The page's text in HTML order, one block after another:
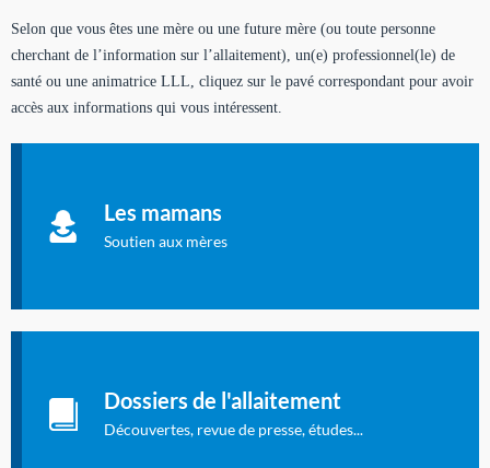
Selon que vous êtes une mère ou une future mère (ou toute personne
cherchant de l’information sur l’allaitement), un(e) professionnel(le) de
santé ou une animatrice LLL, cliquez sur le pavé correspondant pour avoir
accès aux informations qui vous intéressent.
Les mamans
Soutien aux mères
à allaiter et vous informer : toutes les rubriques qui
concernent l'allaitement.
Dossiers de l'allaitement
Découvertes, revue de presse, études...
dernières études sur l'allaitement publiées dans la presse
internationale.